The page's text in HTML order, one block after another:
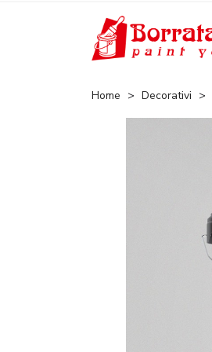
Home Decorativi